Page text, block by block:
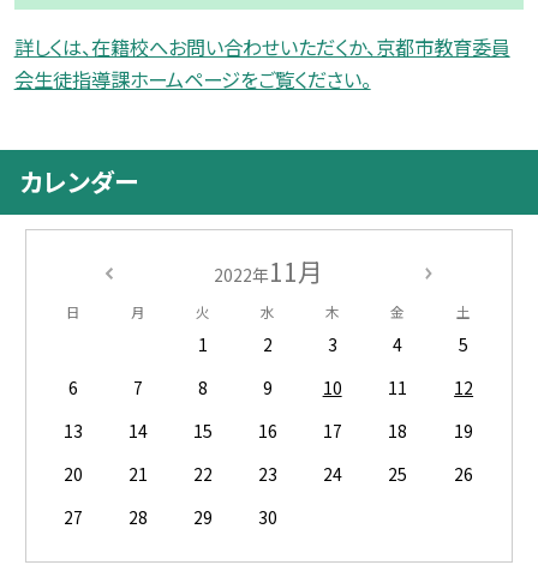
詳しくは、在籍校へお問い合わせいただくか、京都市教育委員
会生徒指導課ホームページをご覧ください。
カレンダー
2022年11月
日 月 火 水 木 金 土
1 2 3 4
5
6
7 8 9 10 11
12
13
14 15 16 17 18
19
20
21 22 23 24 25
26
27
28 29 30